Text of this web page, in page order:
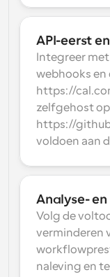
API-eerst
Integreer met
webhooks en
https://
zelfgehost op
https://
voldoen aan
Analyse-
Volg de
verminderen
naleving en